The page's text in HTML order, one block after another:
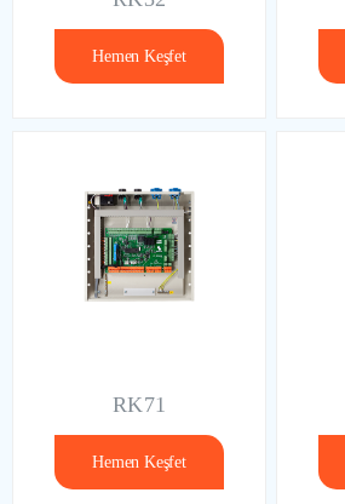
Hemen Keşfet
RK71
Hemen Keşfet